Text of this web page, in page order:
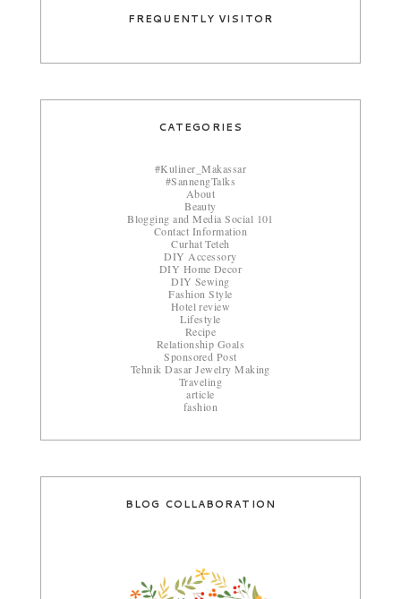
FREQUENTLY VISITOR
CATEGORIES
#Kuliner_Makassar
#SannengTalks
About
Beauty
Blogging and Media Social 101
Contact Information
Curhat Teteh
DIY Accessory
DIY Home Decor
DIY Sewing
Fashion Style
Hotel review
Lifestyle
Recipe
Relationship Goals
Sponsored Post
Tehnik Dasar Jewelry Making
Traveling
article
fashion
BLOG COLLABORATION